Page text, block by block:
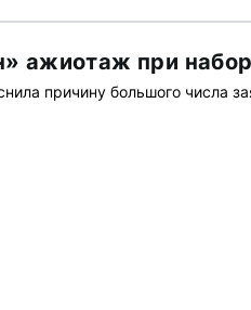
ажиотаж при
причину большого числа